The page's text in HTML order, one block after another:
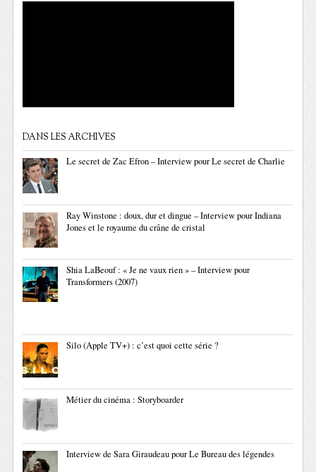
DANS LES ARCHIVES
Le secret de Zac Efron – Interview pour Le secret de Charlie
Ray Winstone : doux, dur et dingue – Interview pour Indiana
Jones et le royaume du crâne de cristal
Shia LaBeouf : « Je ne vaux rien » – Interview pour
Transformers (2007)
Silo (Apple TV+) : c’est quoi cette série ?
Métier du cinéma : Storyboarder
Interview de Sara Giraudeau pour Le Bureau des légendes